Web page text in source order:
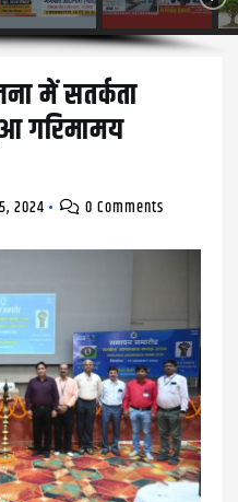
में सतर्कता
गरिमामय
2024 0 Comments